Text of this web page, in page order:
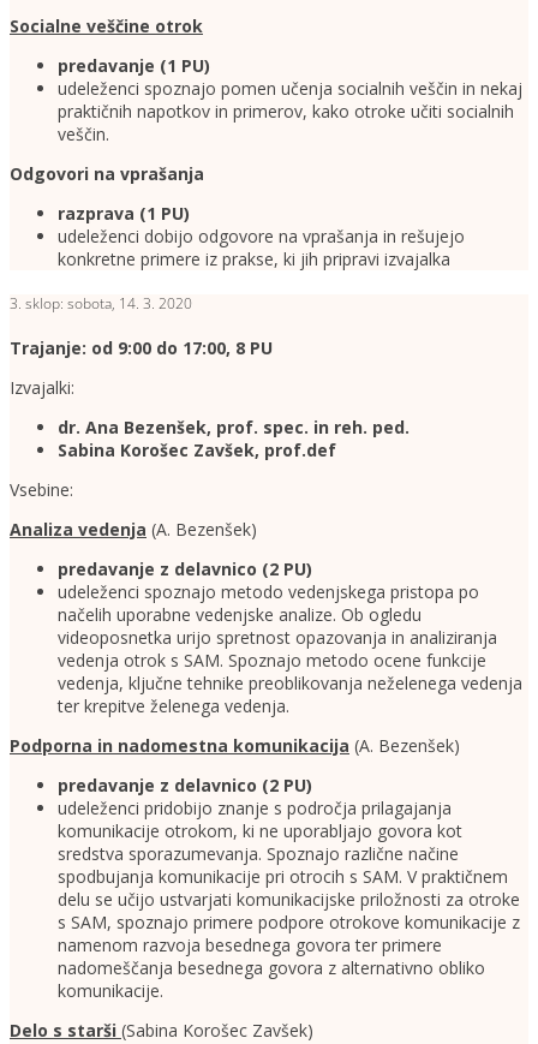
Socialne veščine otrok
predavanje (1 PU)
udeleženci spoznajo pomen učenja socialnih veščin in nekaj
praktičnih napotkov in primerov, kako otroke učiti socialnih
veščin.
Odgovori na vprašanja
razprava (1 PU)
udeleženci dobijo odgovore na vprašanja in rešujejo
konkretne primere iz prakse, ki jih pripravi izvajalka
3. sklop: sobota, 14. 3. 2020
Trajanje: od 9:00 do 17:00, 8 PU
Izvajalki:
dr. Ana Bezenšek, prof. spec. in reh. ped.
Sabina Korošec Zavšek, prof.def
Vsebine:
Analiza vedenja (A. Bezenšek)
predavanje z delavnico (2 PU)
udeleženci spoznajo metodo vedenjskega pristopa po
načelih uporabne vedenjske analize. Ob ogledu
videoposnetka urijo spretnost opazovanja in analiziranja
vedenja otrok s SAM. Spoznajo metodo ocene funkcije
vedenja, ključne tehnike preoblikovanja neželenega vedenja
ter krepitve želenega vedenja.
Podporna in nadomestna komunikacija (A. Bezenšek)
predavanje z delavnico (2 PU)
udeleženci pridobijo znanje s področja prilagajanja
komunikacije otrokom, ki ne uporabljajo govora kot
sredstva sporazumevanja. Spoznajo različne načine
spodbujanja komunikacije pri otrocih s SAM. V praktičnem
delu se učijo ustvarjati komunikacijske priložnosti za otroke
s SAM, spoznajo primere podpore otrokove komunikacije z
namenom razvoja besednega govora ter primere
nadomeščanja besednega govora z alternativno obliko
komunikacije.
Delo s starši (Sabina Korošec Zavšek)